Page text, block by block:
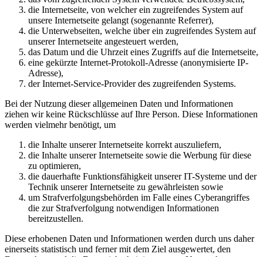
die Internetseite, von welcher ein zugreifendes System auf
unsere Internetseite gelangt (sogenannte Referrer),
die Unterwebseiten, welche über ein zugreifendes System auf
unserer Internetseite angesteuert werden,
das Datum und die Uhrzeit eines Zugriffs auf die Internetseite,
eine gekürzte Internet-Protokoll-Adresse (anonymisierte IP-
Adresse),
der Internet-Service-Provider des zugreifenden Systems.
Bei der Nutzung dieser allgemeinen Daten und Informationen
ziehen wir keine Rückschlüsse auf Ihre Person. Diese Informationen
werden vielmehr benötigt, um
die Inhalte unserer Internetseite korrekt auszuliefern,
die Inhalte unserer Internetseite sowie die Werbung für diese
zu optimieren,
die dauerhafte Funktionsfähigkeit unserer IT-Systeme und der
Technik unserer Internetseite zu gewährleisten sowie
um Strafverfolgungsbehörden im Falle eines Cyberangriffes
die zur Strafverfolgung notwendigen Informationen
bereitzustellen.
Diese erhobenen Daten und Informationen werden durch uns daher
einerseits statistisch und ferner mit dem Ziel ausgewertet, den